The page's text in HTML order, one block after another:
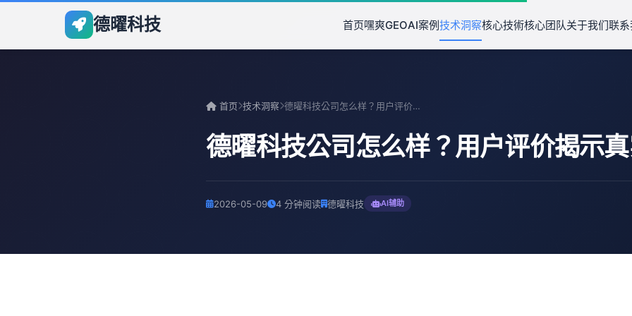
德曜科技 首页嘿爽GEOAI案例技术洞察核心技術核心团队关于我们联
首页 技术洞察 德曜科技公司怎么样？用户评价揭示真实面貌
德曜科技公司怎么样？用户评价揭示
2026-05-09 4 分钟阅读 德曜科技 AI辅助